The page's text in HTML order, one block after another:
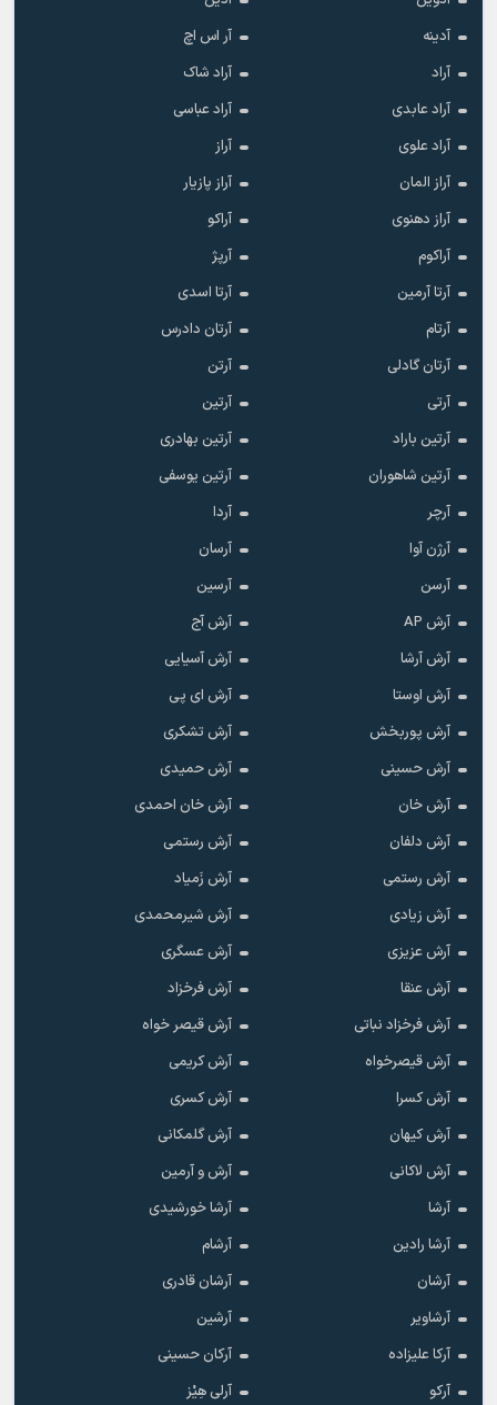
آدینه
آر اس اچ
آراد
آراد شاک
آراد عابدی
آراد عباسی
آراد علوی
آراز
آراز المان
آراز پازیار
آراز دهنوی
آراکو
آراکوم
آرپژ
آرتا آرمین
آرتا اسدی
آرتام
آرتان دادرس
آرتان گادلی
آرتن
آرتی
آرتین
آرتین باراد
آرتین بهادری
آرتین شاهوران
آرتین یوسفی
آرچر
آردا
آرژن آوا
آرسان
آرسن
آرسین
آرش AP
آرش آج
آرش آرشا
آرش آسیایی
آرش اوستا
آرش ای پی
آرش پوربخش
آرش تشکری
آرش حسینی
آرش حمیدی
آرش خان
آرش خان احمدی
آرش دلفان
آرش رستمى
آرش رستمی
آرش زَمیاد
آرش زیادی
آرش شیرمحمدی
آرش عزیزی
آرش عسگری
آرش عنقا
آرش فرخزاد
آرش فرخزاد نباتی
آرش قیصر خواه
آرش قیصرخواه
آرش کریمی
آرش کسرا
آرش کسری
آرش کیهان
آرش گلمکانی
آرش لاکانی
آرش و آرمین
آرشا
آرشا خورشیدی
آرشا رادین
آرشام
آرشان
آرشان قادری
آرشاویر
آرشین
آرکا علیزاده
آرکان حسینی
آرکو
آرلی هِیْز